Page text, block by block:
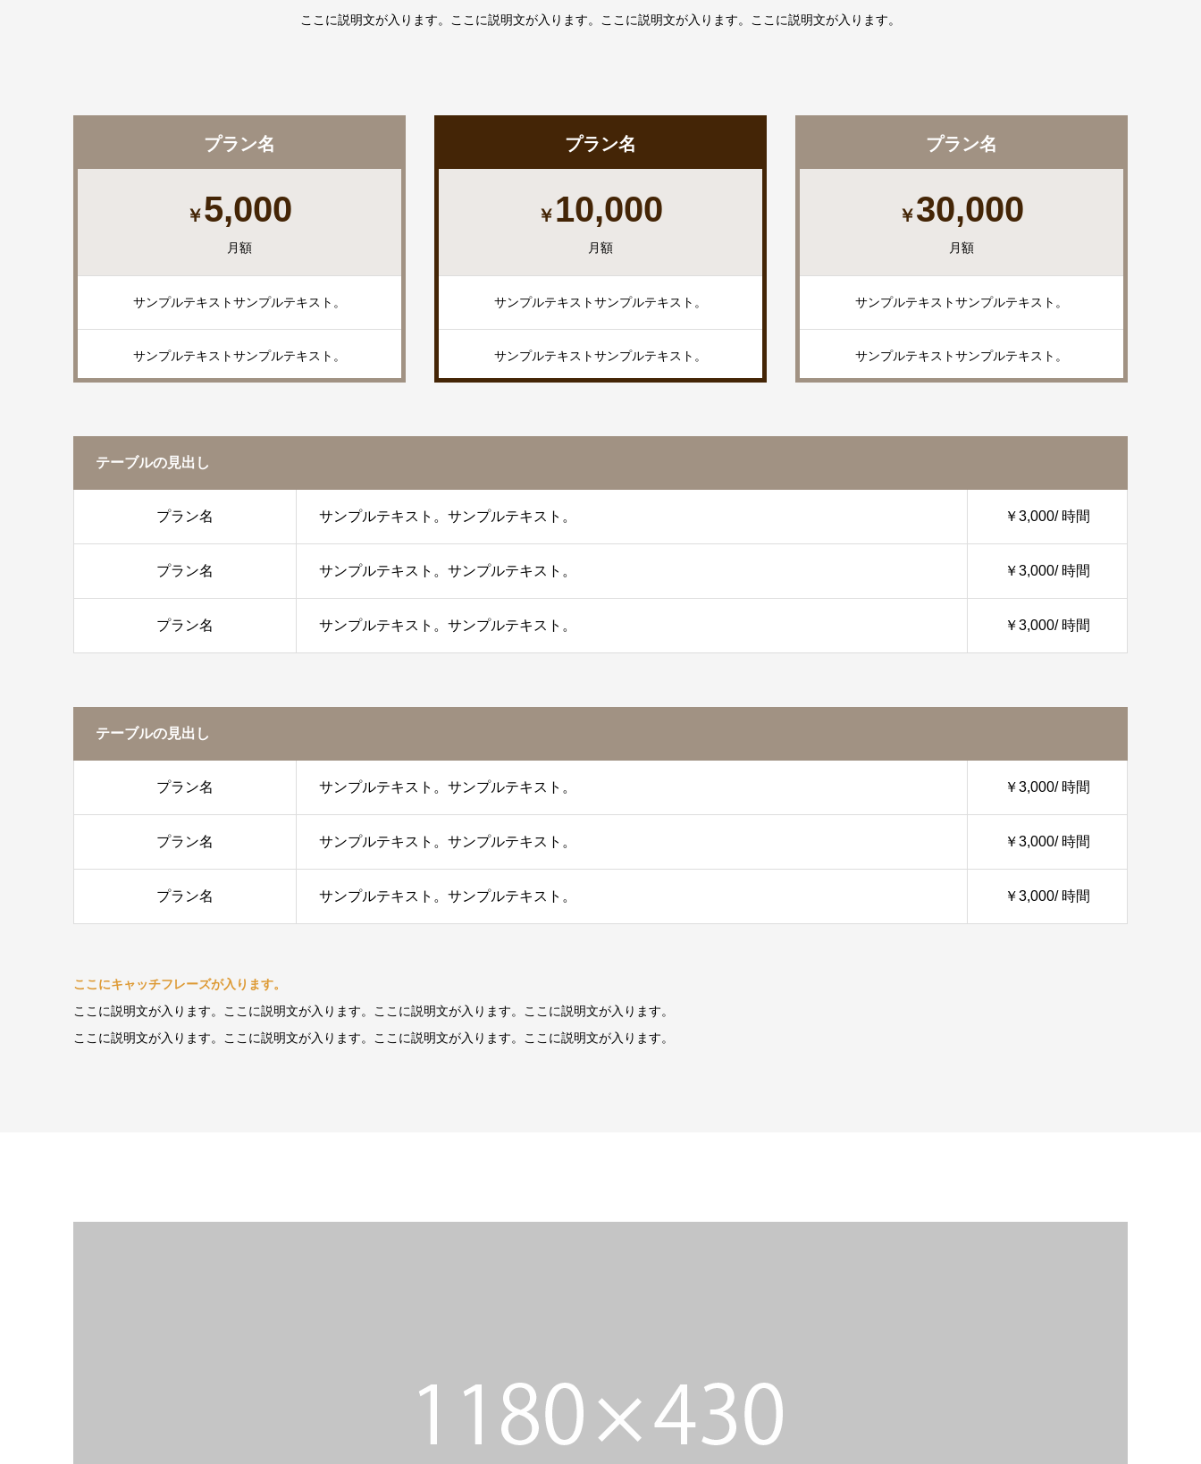
ここに説明文が入ります。ここに説明文が入ります。ここに説明文が入ります。ここに説明文が入ります。
プラン名
￥5,000
月額
サンプルテキストサンプルテキスト。
サンプルテキストサンプルテキスト。
プラン名
￥ 10,000
月額
サンプルテキストサンプルテキスト。
サンプルテキストサンプルテキスト。
プラン名
￥30,000
月額
サンプルテキストサンプルテキスト。
サンプルテキストサンプルテキスト。
テーブルの見出し
プラン名 サンプルテキスト。サンプルテキスト。 ￥3,000/ 時間
プラン名 サンプルテキスト。サンプルテキスト。 ￥3,000/ 時間
プラン名 サンプルテキスト。サンプルテキスト。 ￥3,000/ 時間
テーブルの見出し
プラン名 サンプルテキスト。サンプルテキスト。 ￥3,000/ 時間
プラン名 サンプルテキスト。サンプルテキスト。 ￥3,000/ 時間
プラン名 サンプルテキスト。サンプルテキスト。 ￥3,000/ 時間
ここにキャッチフレーズが入ります。
ここに説明文が入ります。ここに説明文が入ります。ここに説明文が入ります。ここに説明文が入ります。
ここに説明文が入ります。ここに説明文が入ります。ここに説明文が入ります。ここに説明文が入ります。